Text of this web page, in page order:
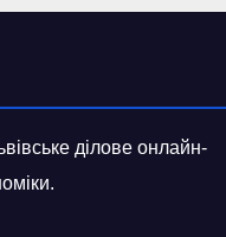
ділове онлайн-